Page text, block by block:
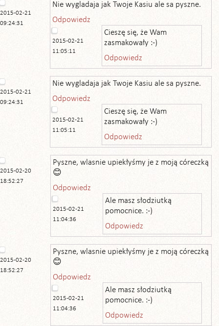
2015-02-21
09:24:31
Nie wygladaja jak Twoje Kasiu ale sa pyszne.
Odpowiedz
2015-02-21
11:05:11
Cieszę się, że Wam
zasmakowały :-)
Odpowiedz
2015-02-21
09:24:31
Nie wygladaja jak Twoje Kasiu ale sa pyszne.
Odpowiedz
2015-02-21
11:05:11
Cieszę się, że Wam
zasmakowały :-)
Odpowiedz
2015-02-20
18:52:27
Pyszne, wlasnie upiekłyśmy je z moją córeczką
😊
Odpowiedz
2015-02-21
11:04:36
Ale masz słodziutką
pomocnice. :-)
Odpowiedz
2015-02-20
18:52:27
Pyszne, wlasnie upiekłyśmy je z moją córeczką
😊
Odpowiedz
2015-02-21
11:04:36
Ale masz słodziutką
pomocnice. :-)
Odpowiedz